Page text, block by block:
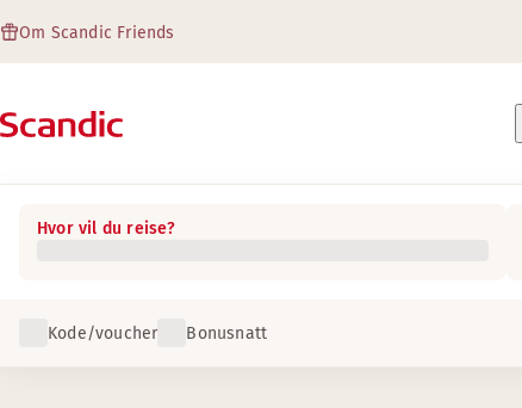
Om Scandic Friends
Hvor vil du reise?
Kode/voucher Bonusnatt